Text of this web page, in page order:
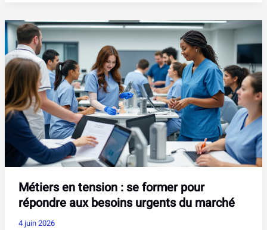
calcification
à
l’épaule
:
quelle
durée
d’opération
prévoir
?
Métiers en tension : se former pour
répondre aux besoins urgents du marché
4 juin 2026